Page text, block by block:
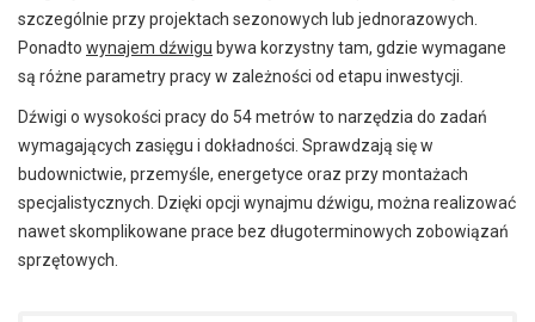
szczególnie przy projektach sezonowych lub jednorazowych.
Ponadto wynajem dźwigu bywa korzystny tam, gdzie wymagane
są różne parametry pracy w zależności od etapu inwestycji.
Dźwigi o wysokości pracy do 54 metrów to narzędzia do zadań
wymagających zasięgu i dokładności. Sprawdzają się w
budownictwie, przemyśle, energetyce oraz przy montażach
specjalistycznych. Dzięki opcji wynajmu dźwigu, można realizować
nawet skomplikowane prace bez długoterminowych zobowiązań
sprzętowych.